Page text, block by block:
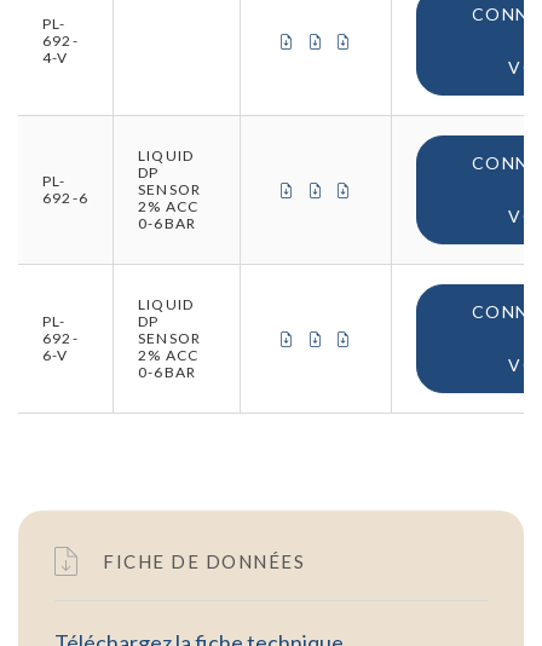
PL-
692-
4-V
CERTIFICAT DE CONFORMITÉ
CERTIFICAT DE
PL-
692-6
LIQUID
DP
SENSOR
2% ACC
0-6BAR
CERTIFICAT DE CONFORMITÉ
CERTIFICAT DE
PL-
692-
6-V
LIQUID
DP
SENSOR
2% ACC
0-6BAR
CERTIFICAT DE CONFORMITÉ
CERTIFICAT DE
FICHE DE DONNÉES